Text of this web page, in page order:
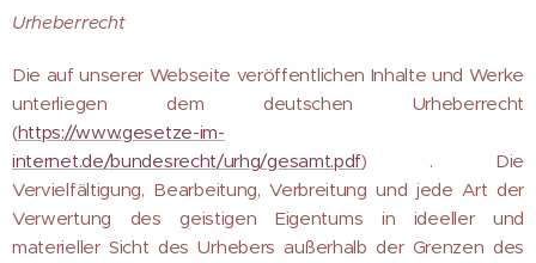
Urheberrecht
Die auf unserer Webseite veröffentlichen Inhalte und Werke
unterliegen dem deutschen Urheberrecht
(https://www.gesetze-im-
internet.de/bundesrecht/urhg/gesamt.pdf) . Die
Vervielfältigung, Bearbeitung, Verbreitung und jede Art der
Verwertung des geistigen Eigentums in ideeller und
materieller Sicht des Urhebers außerhalb der Grenzen des